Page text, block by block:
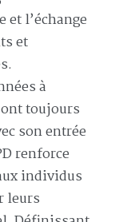
l’échange
et
à
toujours
son entrée
renforce
individus
leurs